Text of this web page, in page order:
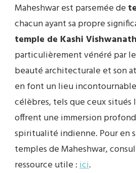
Maheshwar est parsemée de
chacun ayant sa propre
temple de Kashi Vishwanath
particulièrement vénéré par
beauté architecturale et son
en font un lieu
célèbres, tels que ceux situés
offrent une immersion
spiritualité indienne. Pour en
temples de Maheshwar,
ressource utile :ici.